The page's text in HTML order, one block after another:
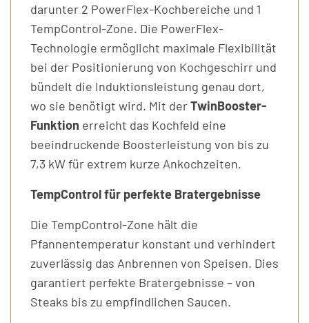
darunter 2 PowerFlex-Kochbereiche und 1
TempControl-Zone. Die PowerFlex-
Technologie ermöglicht maximale Flexibilität
bei der Positionierung von Kochgeschirr und
bündelt die Induktionsleistung genau dort,
wo sie benötigt wird. Mit derTwinBooster-
Funktion erreicht das Kochfeld eine
beeindruckende Boosterleistung von bis zu
7,3 kW für extrem kurze Ankochzeiten.
TempControl für perfekte Bratergebnisse
Die TempControl-Zone hält die
Pfannentemperatur konstant und verhindert
zuverlässig das Anbrennen von Speisen. Dies
garantiert perfekte Bratergebnisse – von
Steaks bis zu empfindlichen Saucen.